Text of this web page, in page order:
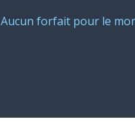
Aucun forfait pour le